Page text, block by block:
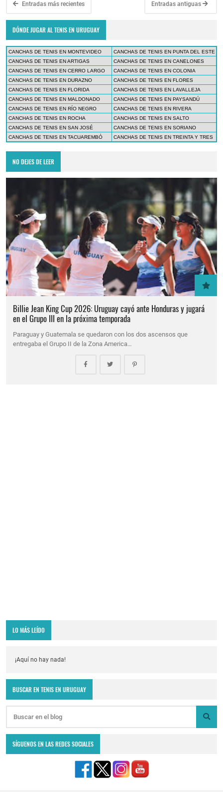
Entradas más recientes Entradas antiguas
DÓNDE JUGAR AL TENIS EN URUGUAY
CANCHAS DE TENIS EN MONTEVIDEO
CANCHAS DE TENIS EN PUNTA DEL ESTE
CANCHAS DE TENIS EN ARTIGAS
CANCHAS DE TENIS EN CANELONES
CANCHAS DE TENIS EN CERRO LARGO
CANCHAS DE TENIS EN COLONIA
CANCHAS DE TENIS EN DURAZNO
CANCHAS DE TENIS EN FLORES
CANCHAS DE TENIS EN FLORIDA
CANCHAS DE TENIS EN LAVALLEJA
CANCHAS DE TENIS EN MALDONADO
CANCHAS DE TENIS EN PAYSANDÚ
CANCHAS DE TENIS EN RÍO NEGRO
CANCHAS DE TENIS EN RIVERA
CANCHAS DE TENIS EN ROCHA
CANCHAS DE TENIS EN SALTO
CANCHAS DE TENIS EN SAN JOSÉ
CANCHAS DE TENIS EN SORIANO
CANCHAS DE TENIS EN TACUAREMBÓ
CANCHAS DE TENIS EN TREINTA Y TRES
NO DEJES DE LEER
Billie Jean King Cup 2026: Uruguay cayó ante Honduras y jugará
en el Grupo III en la próxima temporada
Paraguay y Guatemala se quedaron con los dos ascensos que
entregaba el Grupo II de la Zona America…
LO MÁS LEÍDO
¡Aquí no hay nada!
BUSCAR EN TENIS EN URUGUAY
SÍGUENOS EN LAS REDES SOCIALES